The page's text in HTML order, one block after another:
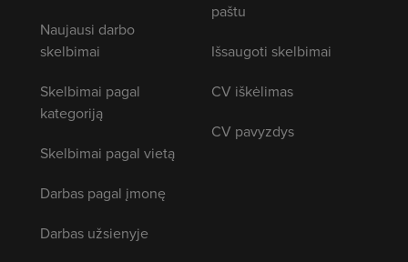
Naujausi darbo
skelbimai
Skelbimai pagal
kategoriją
Skelbimai pagal vietą
Darbas pagal įmonę
Darbas užsienyje
paštu
Išsaugoti skelbimai
CV iškėlimas
CV pavyzdys